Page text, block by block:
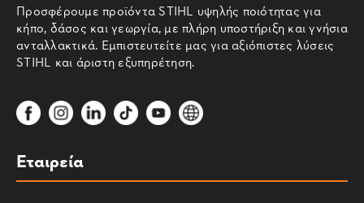
Προσφέρουμε προϊόντα STIHL υψηλής ποιότητας για
κήπο, δάσος και γεωργία, με πλήρη υποστήριξη και γνήσια
ανταλλακτικά. Εμπιστευτείτε μας για αξιόπιστες λύσεις
STIHL και άριστη εξυπηρέτηση.
Εταιρεία